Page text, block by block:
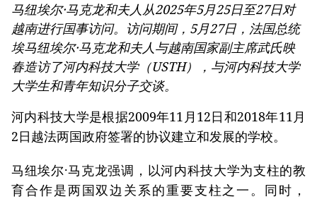
马纽埃尔·马克龙和夫人从2025年5月25日至27日对
越南进行国事访问。访问期间，5月27日，法国总统
埃马纽埃尔·马克龙和夫人与越南国家副主席武氏映
春造访了河内科技大学（USTH），与河内科技大学
大学生和青年知识分子交谈。
河内科技大学是根据2009年11月12日和2018年11月
2日越法两国政府签署的协议建立和发展的学校。
马纽埃尔·马克龙强调，以河内科技大学为支柱的教
育合作是两国双边关系的重要支柱之一。同时，